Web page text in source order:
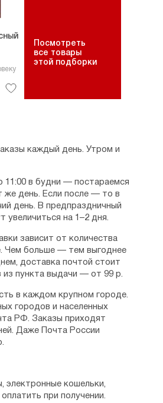
Посмотреть
все товары
этой подборки
каждый день. Утром и
11:00 в будни — постараемся
же день. Если после — то в
день. В предпраздничный
увеличиться на 1–2 дня.
зависит от количества
Чем больше — тем выгоднее
доставка почтой стоит
из пункта выдачи — от 99 р.
в каждом крупном городе.
городов и населенных
РФ. Заказы приходят
Даже Почта России
электронные кошельки,
при получении.